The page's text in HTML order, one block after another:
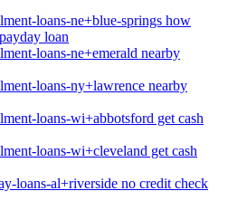
loans-ne+blue-springs how
loan
loans-ne+emerald nearby
loans-ny+lawrence nearby
loans-wi+abbotsford get cash
loans-wi+cleveland get cash
loans-al+riverside no credit check